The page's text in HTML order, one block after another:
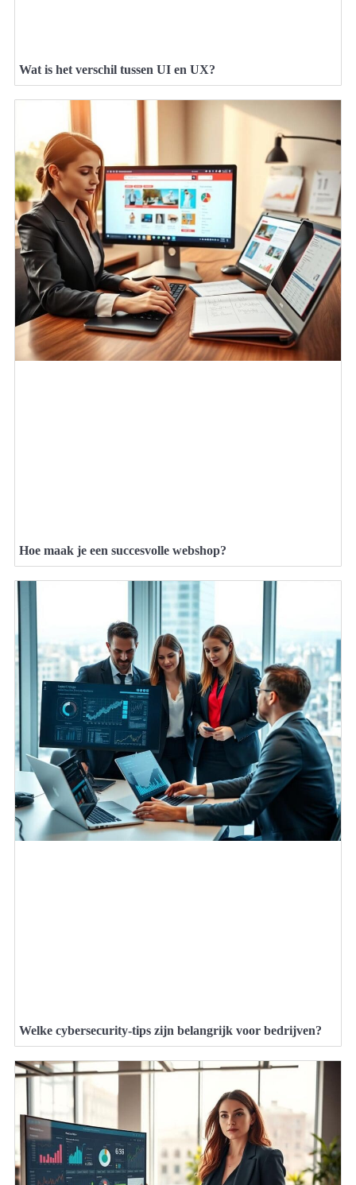
Wat is het verschil tussen UI en UX?
Hoe maak je een succesvolle webshop?
Welke cybersecurity-tips zijn belangrijk voor bedrijven?